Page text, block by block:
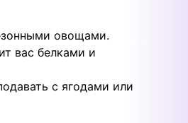
овощами.
вас белками и
с ягодами или